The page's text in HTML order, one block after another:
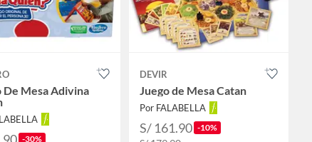
De Mesa Adivina
-30%
DEVIR
Juego de Mesa Catan
Por FALABELLA
S/ 161.90 -10%